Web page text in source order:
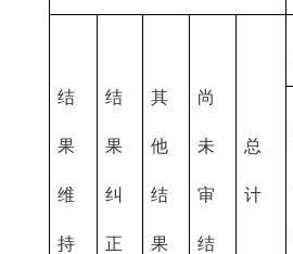
结
果
维
持
结
果
纠
正
其
他
结
果
尚
未
审
结
总
计